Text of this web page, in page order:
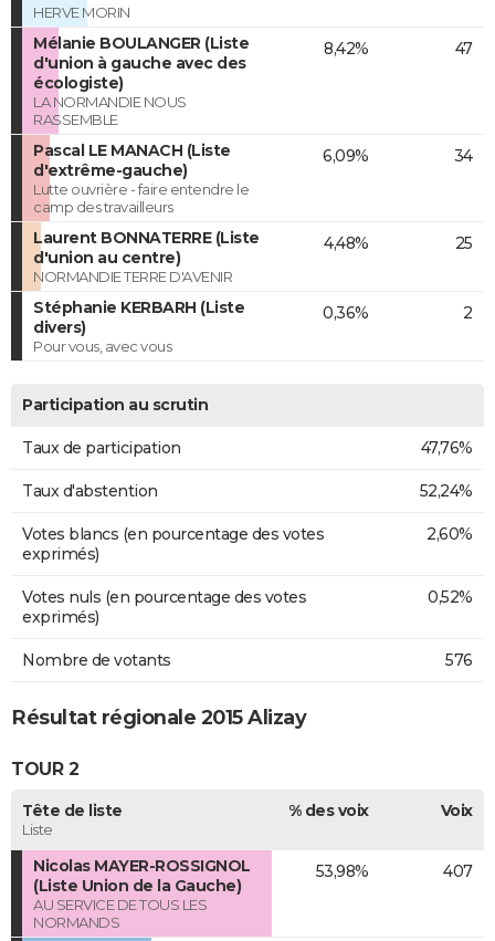
HERVE MORIN
Mélanie BOULANGER (Liste
d'union à gauche avec des
écologiste)
LA NORMANDIE NOUS
RASSEMBLE
8,42% 47
Pascal LE MANACH (Liste
d'extrême-gauche)
Lutte ouvrière - faire entendre le
camp des travailleurs
6,09% 34
Laurent BONNATERRE (Liste
d'union au centre)
NORMANDIE TERRE D'AVENIR
4,48% 25
Stéphanie KERBARH (Liste
divers)
Pour vous, avec vous
0,36% 2
Participation au scrutin
Taux de participation 47,76%
Taux d'abstention 52,24%
Votes blancs (en pourcentage des votes
exprimés)
2,60%
Votes nuls (en pourcentage des votes
exprimés)
0,52%
Nombre de votants 576
Résultat régionale 2015 Alizay
TOUR 2
Tête de liste
Liste
% des voix Voix
Nicolas MAYER-ROSSIGNOL
(Liste Union de la Gauche)
AU SERVICE DE TOUS LES
NORMANDS
53,98% 407